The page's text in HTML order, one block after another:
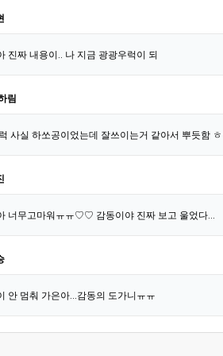
진짜 내용이.. 나 지금 광광우럭이 되
림
사실 하쏘공이었는데 잘쓰이는거 같아서 뿌듯함
너무고마워ㅠㅠ♡♡ 감동이야 진짜 보고 울었다...
안 멈춰 가은아...감동의 도가니ㅠㅠ